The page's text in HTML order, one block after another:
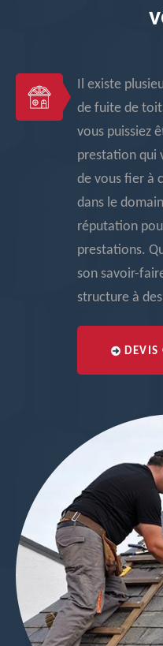
Il existe
de fuite de
vous puissiez
prestation qui
de vous fier à
dans le
réputation
prestations.
son savoir-
structure à
DEVIS